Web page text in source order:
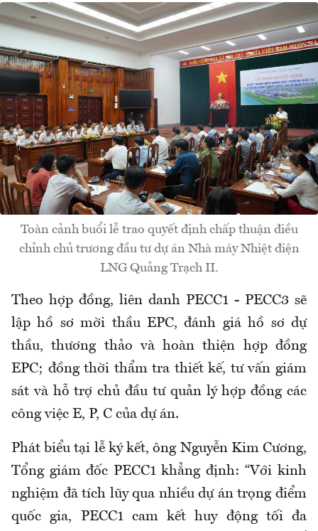
Toàn cảnh buổi lễ trao quyết định chấp thuận điều
chỉnh chủ trương đầu tư dự án Nhà máy Nhiệt điện
LNG Quảng Trạch II.
Theo hợp đồng, liên danh PECC1 - PECC3 sẽ
lập hồ sơ mời thầu EPC, đánh giá hồ sơ dự
thầu, thương thảo và hoàn thiện hợp đồng
EPC; đồng thời thẩm tra thiết kế, tư vấn giám
sát và hỗ trợ chủ đầu tư quản lý hợp đồng các
công việc E, P, C của dự án.
Phát biểu tại lễ ký kết, ông Nguyễn Kim Cương,
Tổng giám đốc PECC1 khẳng định: “Với kinh
nghiệm đã tích lũy qua nhiều dự án trọng điểm
quốc gia, PECC1 cam kết huy động tối đa